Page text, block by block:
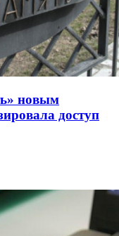
новым
доступ